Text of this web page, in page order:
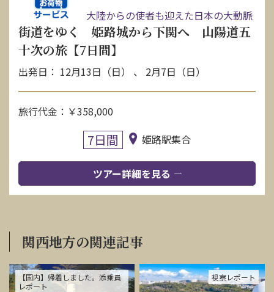
大陸からの使者も迎えた日本の大動脈
街道をゆく 姫路城から下関へ 山陽道五
十次の旅【7日間】
出発日： 12月13日（日） 、 2月7日（日）
旅行代金：￥358,000
7日間 姫路駅集合
ツアー詳細を見る
関西地方の関連記事
【国内】帰着しました。添乗員
レポート
視察レポート